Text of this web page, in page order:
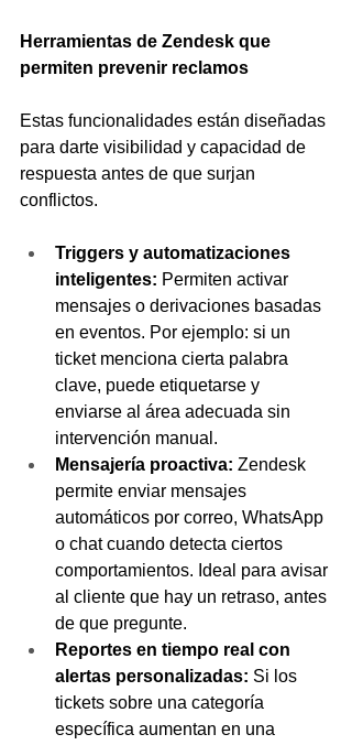
Herramientas de Zendesk que
permiten prevenir reclamos
Estas funcionalidades están diseñadas
para darte visibilidad y capacidad de
respuesta antes de que surjan
conflictos.
Triggers y automatizaciones
inteligentes: Permiten activar
mensajes o derivaciones basadas
en eventos. Por ejemplo: si un
ticket menciona cierta palabra
clave, puede etiquetarse y
enviarse al área adecuada sin
intervención manual.
Mensajería proactiva: Zendesk
permite enviar mensajes
automáticos por correo, WhatsApp
o chat cuando detecta ciertos
comportamientos. Ideal para avisar
al cliente que hay un retraso, antes
de que pregunte.
Reportes en tiempo real con
alertas personalizadas: Si los
tickets sobre una categoría
específica aumentan en una